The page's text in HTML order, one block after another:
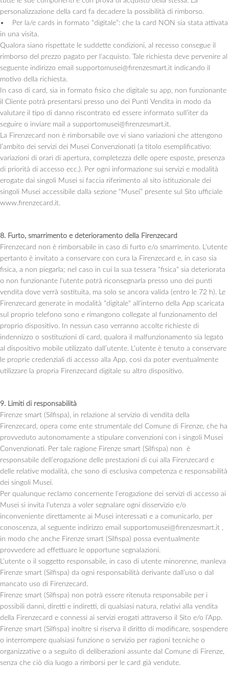
personalizzazione della card fa decadere la possibilità di rimborso.
• Per la/e cards in formato “digitale”: che la card NON sia stata attivata
in una visita.
Qualora siano rispettate le suddette condizioni, al recesso consegue il
rimborso del prezzo pagato per l'acquisto. Tale richiesta deve pervenire al
seguente indirizzo email supportomusei@firenzesmart.it indicando il
motivo della richiesta.
In caso di card, sia in formato fisico che digitale su app, non funzionante
il Cliente potrà presentarsi presso uno dei Punti Vendita in modo da
valutare il tipo di danno riscontrato ed essere informato sull’iter da
seguire o inviare mail a supportomusei@firenzesmart.it.
La Firenzecard non è rimborsabile ove vi siano variazioni che attengono
l’ambito dei servizi dei Musei Convenzionati (a titolo esemplificativo:
variazioni di orari di apertura, completezza delle opere esposte, presenza
di priorità di accesso ecc.). Per ogni informazione sui servizi e modalità
erogate dai singoli Musei si faccia riferimento al sito istituzionale dei
singoli Musei accessibile dalla sezione “Musei” presente sul Sito ufficiale
www.firenzecard.it.
8. Furto, smarrimento e deterioramento della Firenzecard
Firenzecard non è rimborsabile in caso di furto e/o smarrimento. L'utente
pertanto è invitato a conservare con cura la Firenzecard e, in caso sia
fisica, a non piegarla; nel caso in cui la sua tessera "fisica" sia deteriorata
o non funzionante l'utente potrà riconsegnarla presso uno dei punti
vendita dove verrà sostituita, ma solo se ancora valida (entro le 72 h). Le
Firenzecard generate in modalità "digitale" all'interno della App scaricata
sul proprio telefono sono e rimangono collegate al funzionamento del
proprio dispositivo. In nessun caso verranno accolte richieste di
indennizzo o sostituzioni di card, qualora il malfunzionamento sia legato
al dispositivo mobile utilizzato dall’utente. L’utente è tenuto a conservare
le proprie credenziali di accesso alla App, così da poter eventualmente
utilizzare la propria Firenzecard digitale su altro dispositivo.
9. Limiti di responsabilità
Firenze smart (Silfispa), in relazione al servizio di vendita della
Firenzecard, opera come ente strumentale del Comune di Firenze, che ha
provveduto autonomamente a stipulare convenzioni con i singoli Musei
Convenzionati. Per tale ragione Firenze smart (Silfispa) non è
responsabile dell’erogazione delle prestazioni di cui alla Firenzecard e
delle relative modalità, che sono di esclusiva competenza e responsabilità
dei singoli Musei.
Per qualunque reclamo concernente l'erogazione dei servizi di accesso ai
Musei si invita l'utenza a voler segnalare ogni disservizio e/o
inconveniente direttamente ai Musei interessati e a comunicarlo, per
conoscenza, al seguente indirizzo email supportomusei@firenzesmart.it ,
in modo che anche Firenze smart (Silfispa) possa eventualmente
provvedere ad effettuare le opportune segnalazioni.
L’utente o il soggetto responsabile, in caso di utente minorenne, manleva
Firenze smart (Silfispa) da ogni responsabilità derivante dall’uso o dal
mancato uso di Firenzecard.
Firenze smart (Silfispa) non potrà essere ritenuta responsabile per i
possibili danni, diretti e indiretti, di qualsiasi natura, relativi alla vendita
della Firenzecard e connessi ai servizi erogati attraverso il Sito e/o l’App.
Firenze smart (Silfispa) inoltre si riserva il diritto di modificare, sospendere
o interrompere qualsiasi funzione o servizio per ragioni tecniche o
organizzative o a seguito di deliberazioni assunte dal Comune di Firenze,
senza che ciò dia luogo a rimborsi per le card già vendute.